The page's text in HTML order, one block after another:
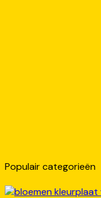
Populair categorieën